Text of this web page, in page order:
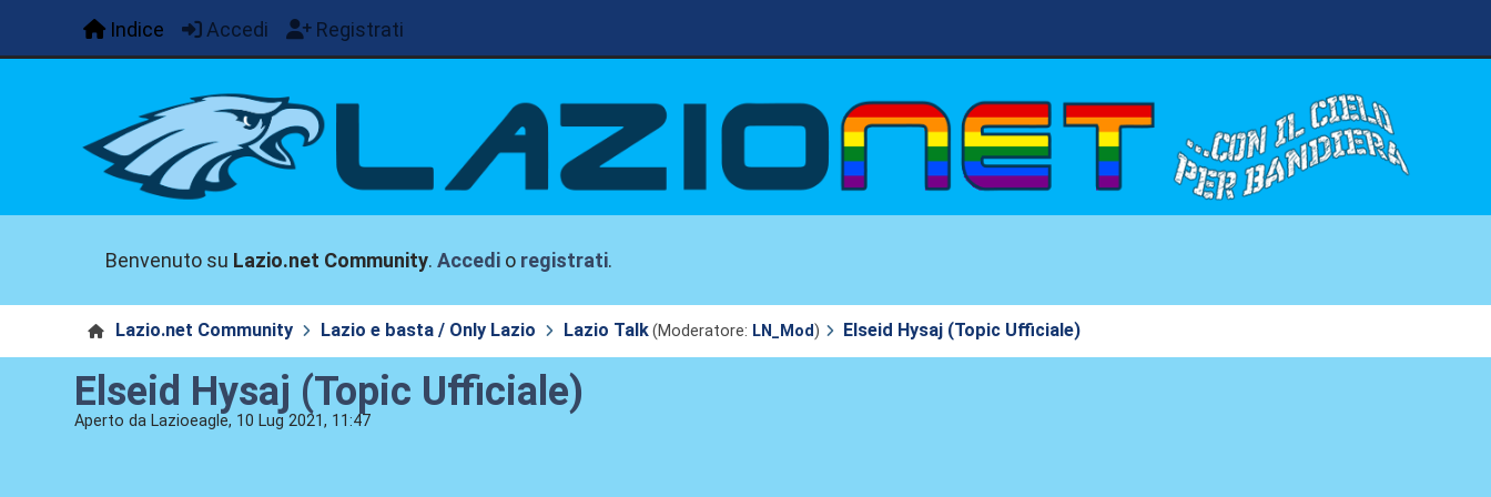
Indice Accedi Registrati
Benvenuto su Lazio.net Community.Accedi o registrati.
Lazio.net Community Lazio e basta / Only Lazio Lazio Talk(Moderatore: LN_Mod) Elseid Hysaj (Topic Ufficiale)
Elseid Hysaj (Topic Ufficiale)
Aperto da Lazioeagle, 10 Lug 2021, 11:47